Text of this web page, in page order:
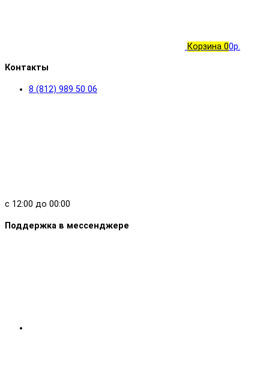
Корзина 00р.
Контакты
8 (812) 989 50 06
с 12:00 до 00:00
Поддержка в мессенджере